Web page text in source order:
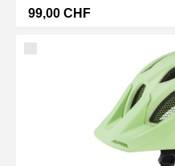
99,00 CHF